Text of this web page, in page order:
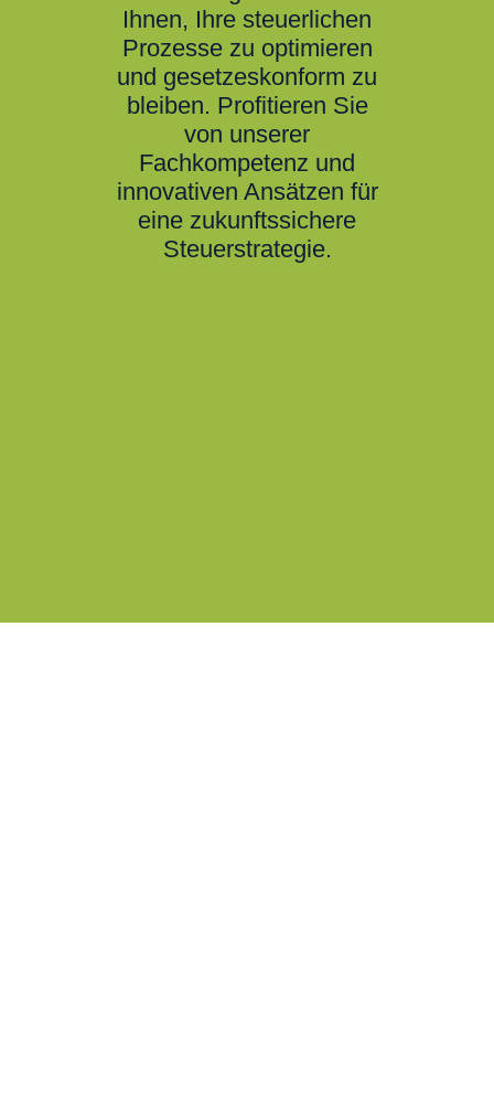
Ihnen, Ihre steuerlichen
Prozesse zu optimieren
und gesetzeskonform zu
bleiben. Profitieren Sie
von unserer
Fachkompetenz und
innovativen Ansätzen für
eine zukunftssichere
Steuerstrategie.